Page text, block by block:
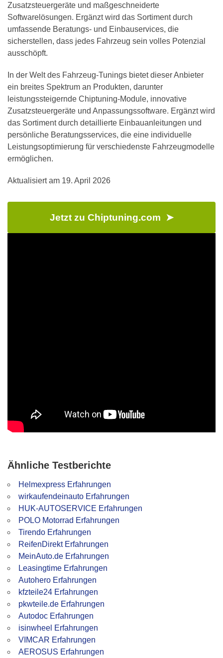
Zusatzsteuergeräte und maßgeschneiderte
Softwarelösungen. Ergänzt wird das Sortiment durch
umfassende Beratungs- und Einbauservices, die
sicherstellen, dass jedes Fahrzeug sein volles Potenzial
ausschöpft.
In der Welt des Fahrzeug-Tunings bietet dieser Anbieter
ein breites Spektrum an Produkten, darunter
leistungssteigernde Chiptuning-Module, innovative
Zusatzsteuergeräte und Anpassungssoftware. Ergänzt wird
das Sortiment durch detaillierte Einbauanleitungen und
persönliche Beratungsservices, die eine individuelle
Leistungsoptimierung für verschiedenste Fahrzeugmodelle
ermöglichen.
Aktualisiert am 19. April 2026
Jetzt zu Chiptuning.com ➤
Ähnliche Testberichte
Helmexpress Erfahrungen
wirkaufendeinauto Erfahrungen
HUK-AUTOSERVICE Erfahrungen
POLO Motorrad Erfahrungen
Tirendo Erfahrungen
ReifenDirekt Erfahrungen
MeinAuto.de Erfahrungen
Leasingtime Erfahrungen
Autohero Erfahrungen
kfzteile24 Erfahrungen
pkwteile.de Erfahrungen
Autodoc Erfahrungen
isinwheel Erfahrungen
VIMCAR Erfahrungen
AEROSUS Erfahrungen